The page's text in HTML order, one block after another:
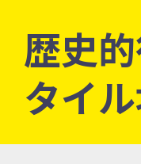
歴史
タイ